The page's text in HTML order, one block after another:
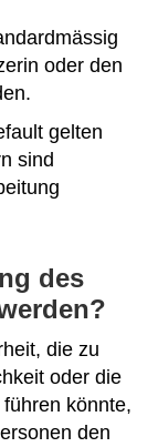
oder den
gelten
sind
des
die zu
oder die
könnte,
den